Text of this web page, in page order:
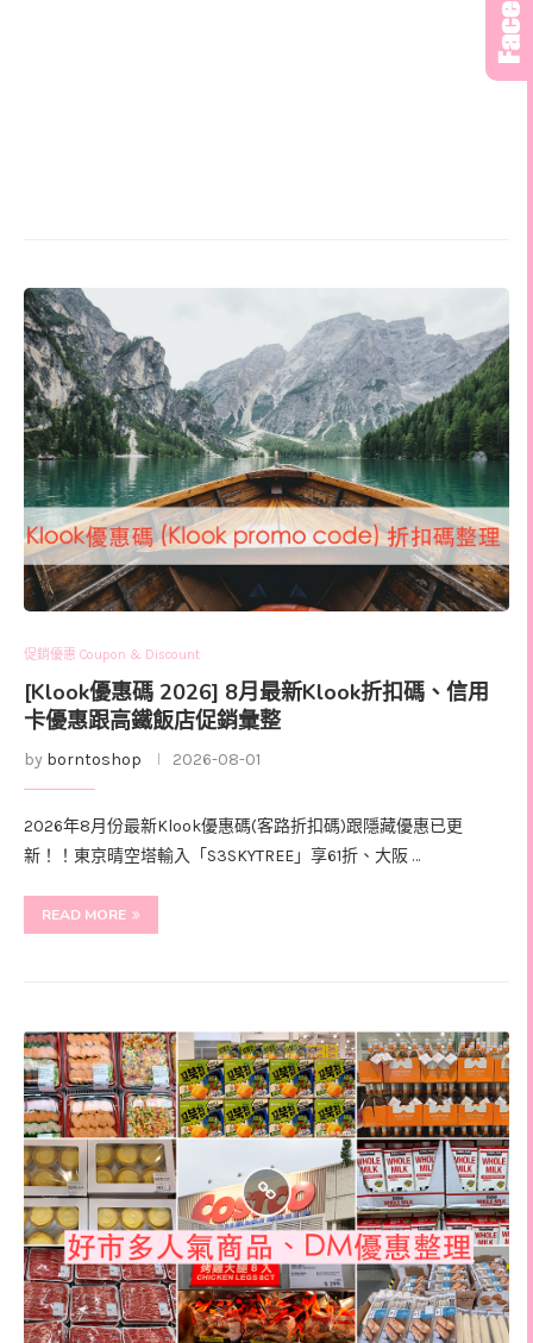
促銷優惠 Coupon & Discount
[Klook優惠碼 2026] 8月最新Klook折扣碼、信用
卡優惠跟高鐵飯店促銷彙整
by borntoshop 2026-08-01
2026年8月份最新Klook優惠碼(客路折扣碼)跟隱藏優惠已更
新！！東京晴空塔輸入「S3SKYTREE」享61折、大阪 …
READ MORE